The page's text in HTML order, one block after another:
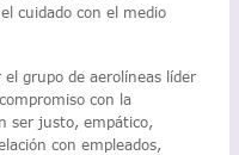
cuidado con el medio
grupo de aerolíneas líder
con la
ser justo, empático,
con empleados,